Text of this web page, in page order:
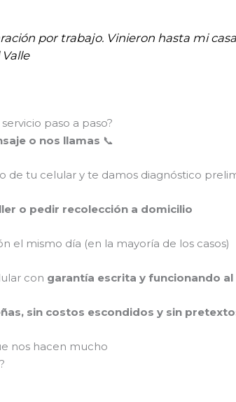
por trabajo. Vinieron hasta mi
paso a paso?
o nos llamas 📞
de tu celular y te damos diagnóstico
o pedir recolección a domicilio
el mismo día (en la mayoría de los casos)
con garantía escrita y funcionando al
sin costos escondidos y sin
nos hacen mucho